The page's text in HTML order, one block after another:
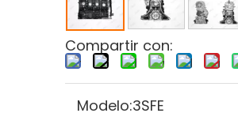
Compartir con:
Modelo:3SFE